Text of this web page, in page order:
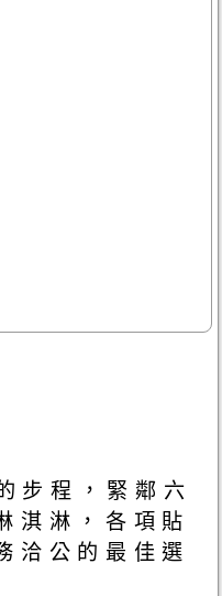
步程，緊鄰六
淇淋，各項貼
洽公的最佳選